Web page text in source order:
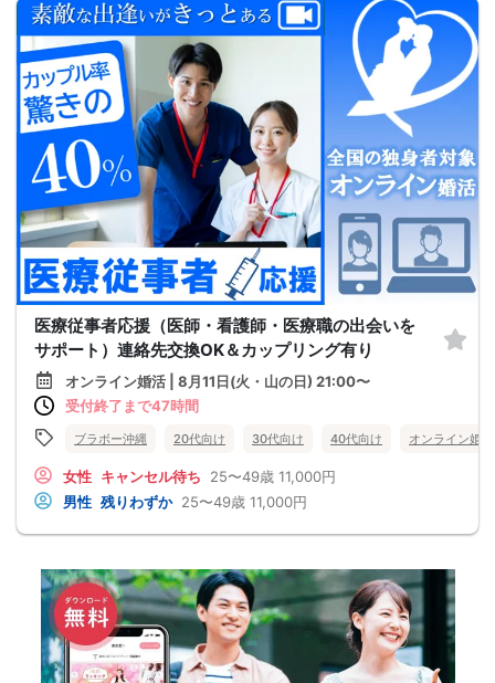
医療従事者応援（医師・看護師・医療職の出会いを
サポート）連絡先交換OK＆カップリング有り
オンライン婚活 | 8月11日(火・山の日) 21:00〜
受付終了まで47時間
ブラボー沖縄 20代向け 30代向け 40代向け オンライン婚活
女性 キャンセル待ち 25〜49歳 11,000円
男性 残りわずか 25〜49歳 11,000円